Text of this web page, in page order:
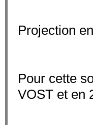
Pour cette
VOST et